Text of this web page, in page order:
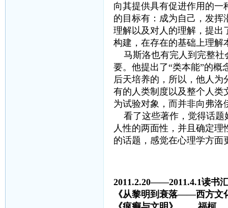
向其提供具有促进作用的一
的目标有：成为自己，发挥
理解以及对人的理解，提
构建，在存在的基础上理解
马斯洛也有完人到完整社
要。他提出了“类本能”的
后天培养的，所以，他人
有的人类制度以及整个人类
为试验对象，而并非向弗洛
看了这些著作，觉得话题
人性的两面性，并且确定
的话题，感觉在心理学方面
2011.2.20——2011.4.1读书
《从黎明到衰落——西方文